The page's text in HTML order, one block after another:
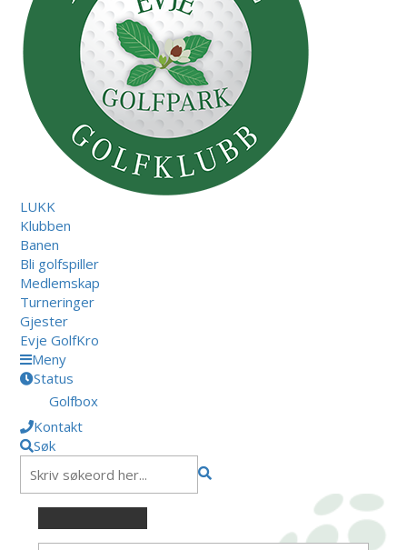
LUKK
Klubben
Banen
Bli golfspiller
Medlemskap
Turneringer
Gjester
Evje GolfKro
Meny
Status
Golfbox
Kontakt
Søk